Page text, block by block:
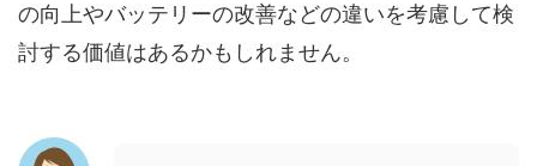
の向上やバッテリーの改善などの違いを考慮して検
討する価値はあるかもしれません。